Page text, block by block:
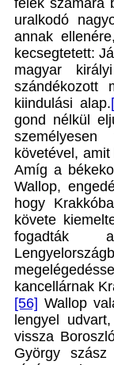
felek számára
uralkodó
annak
kecsegtetett:
magyar
szándékozott
kiindulási alap.
gond nélkül
követével,
Amíg a
Wallop,
hogy
követe
fogadták
kancellárnak
[56] Wallop
lengyel
vissza
György